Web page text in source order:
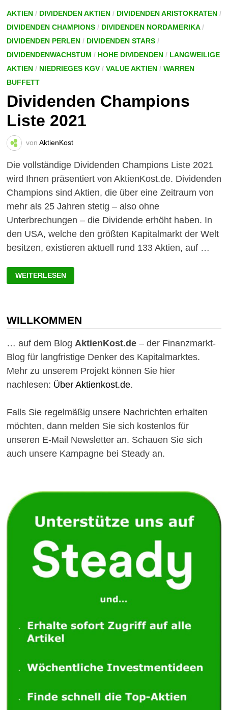
AKTIEN/ DIVIDENDEN AKTIEN/ DIVIDENDEN ARISTOKRATEN/
DIVIDENDEN CHAMPIONS/ DIVIDENDEN NORDAMERIKA/
DIVIDENDEN PERLEN/ DIVIDENDEN STARS/
DIVIDENDENWACHSTUM / HOHE DIVIDENDEN/ LANGWEILIGE
AKTIEN/ NIEDRIEGES KGV/ VALUE AKTIEN/ WARREN
BUFFETT
Dividenden Champions
Liste 2021
von AktienKost
Die vollständige Dividenden Champions Liste 2021
wird Ihnen präsentiert von AktienKost.de. Dividenden
Champions sind Aktien, die über eine Zeitraum von
mehr als 25 Jahren stetig – also ohne
Unterbrechungen – die Dividende erhöht haben. In
den USA, welche den größten Kapitalmarkt der Welt
besitzen, existieren aktuell rund 133 Aktien, auf …
DIVIDENDEN
CHAMPIONS
LISTE
WEITERLESEN
WILLKOMMEN
… auf dem Blog AktienKost.de– der Finanzmarkt-
Blog für langfristige Denker des Kapitalmarktes.
Mehr zu unserem Projekt können Sie hier
nachlesen: Über Aktienkost.de.
Falls Sie regelmäßig unsere Nachrichten erhalten
möchten, dann melden Sie sich kostenlos für
unseren E-Mail Newsletter an. Schauen Sie sich
auch unsere Kampagne bei Steady an.